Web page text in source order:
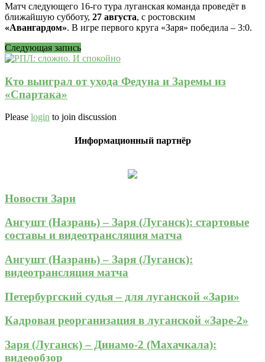
Матч следующего 16-го тура луганская команда проведёт в
ближайшую субботу, 27 августа, с ростовским
«Авангардом». В игре первого круга «Заря» победила – 3:0.
Следующая запись
Кто выиграл от ухода Федуна и Заремы из
«Спартака»
Please login to join discussion
Информационный партнёр
Новости Зари
Ангушт (Назрань) – Заря (Луганск): стартовые
составы и видеотрансляция матча
Ангушт (Назрань) – Заря (Луганск):
видеотрансляция матча
Петербургский судья – для луганской «Зари»
Кадровая реорганизация в луганской «Заре-2»
Заря (Луганск) – Динамо-2 (Махачкала):
видеообзор